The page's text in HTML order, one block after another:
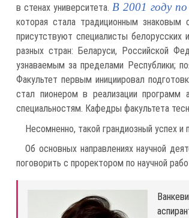
в стенах университета. В 2001 году по
которая стала традиционным знаковым
присутствуют специалисты белорусских
разных стран: Беларуси, Российской
узнаваемым за пределами Республики;
Факультет первым инициировал
стал пионером в реализации программ
специальностям. Кафедры факультета
Несомненно, такой грандиозный успех и
Об основных направлениях научной
поговорить спроректором по научной